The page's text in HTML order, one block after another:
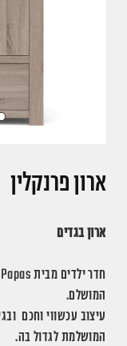
ארון פרנקלין
ארון בגדים
המושלם.
עיצוב עכשווי וחכם
המושלמת לגדול בה.